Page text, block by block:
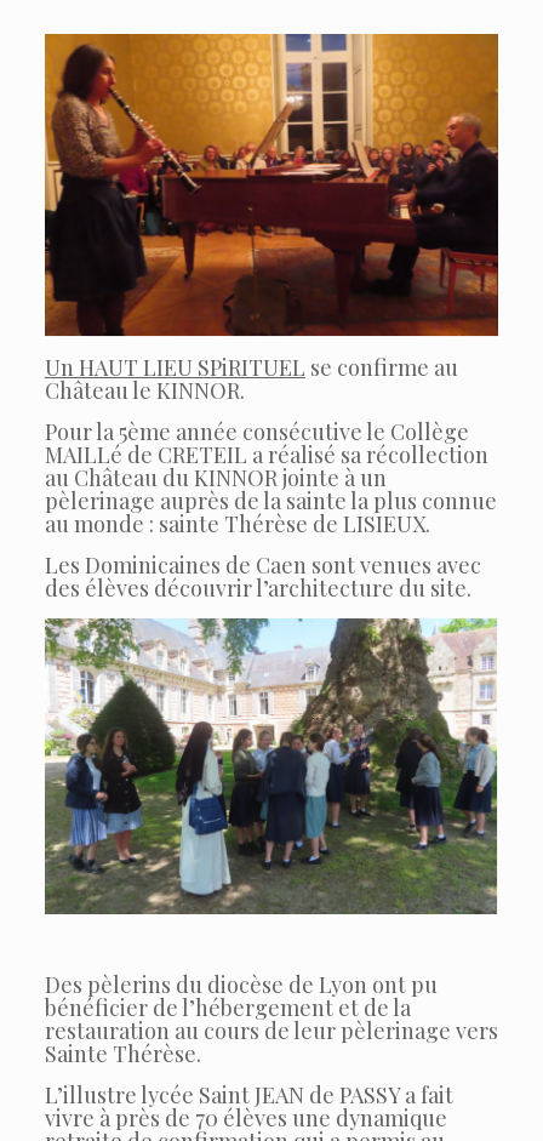
Un HAUT LIEU SPiRITUEL se confirme au
Château le KINNOR.
Pour la 5ème année consécutive le Collège
MAILLé de CRETEIL a réalisé sa récollection
au Château du KINNOR jointe à un
pèlerinage auprès de la sainte la plus connue
au monde : sainte Thérèse de LISIEUX.
Les Dominicaines de Caen sont venues avec
des élèves découvrir l’architecture du site.
Des pèlerins du diocèse de Lyon ont pu
bénéficier de l’hébergement et de la
restauration au cours de leur pèlerinage vers
Sainte Thérèse.
L’illustre lycée Saint JEAN de PASSY a fait
vivre à près de 70 élèves une dynamique